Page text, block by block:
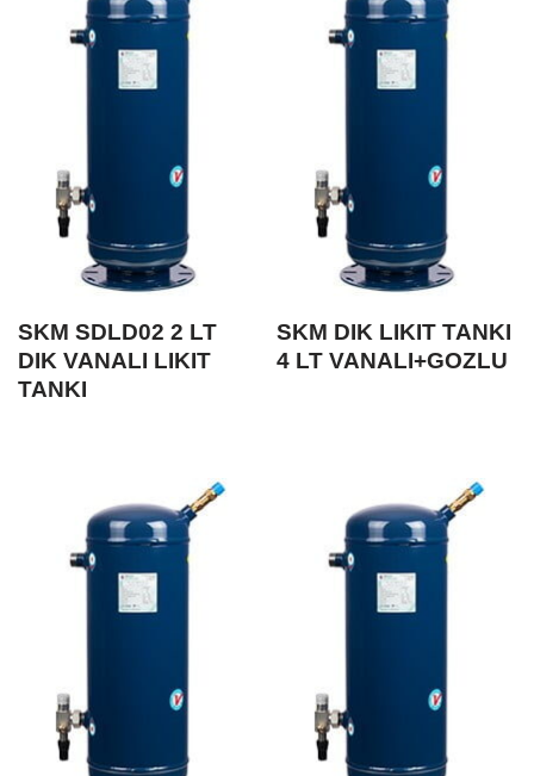
SKM SDLD02 2 LT
DIK VANALI LIKIT
TANKI
SKM DIK LIKIT TANKI
4 LT VANALI+GOZLU